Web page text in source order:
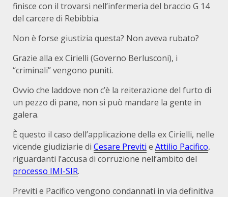
finisce con il trovarsi nell’infermeria del braccio G 14
del carcere di Rebibbia.
Non è forse giustizia questa? Non aveva rubato?
Grazie alla ex Cirielli (Governo Berlusconi), i
“criminali” vengono puniti.
Ovvio che laddove non c’è la reiterazione del furto di
un pezzo di pane, non si può mandare la gente in
galera.
È questo il caso dell’applicazione della ex Cirielli, nelle
vicende giudiziarie di Cesare Previti e Attilio Pacifico,
riguardanti l’accusa di corruzione nell’ambito del
processo IMI-SIR.
Previti e Pacifico vengono condannati in via definitiva